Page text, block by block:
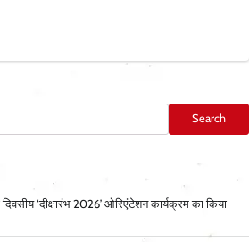
Search
दिवसीय ‘दीक्षारंभ 2026’ ओरिएंटेशन कार्यक्रम का किया